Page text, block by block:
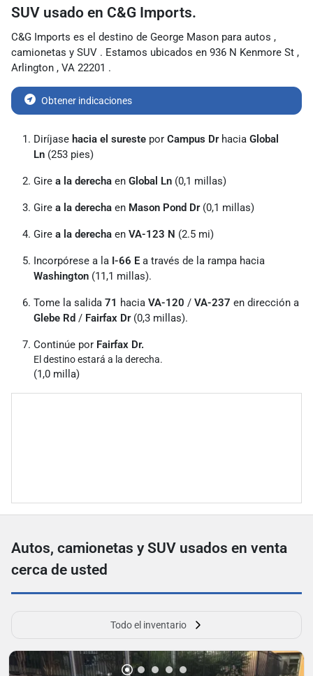
SUV usado en C&G Imports.
C&G Imports es el destino de George Mason para autos ,
camionetas y SUV . Estamos ubicados en 936 N Kenmore St ,
Arlington , VA 22201 .
Obtener indicaciones
Diríjase hacia el sureste por Campus Drhacia Global
Ln (253 pies)
Gire a la derecha en Global Ln (0,1 millas)
Gire a la derecha en Mason Pond Dr(0,1 millas)
Gire a la derecha en VA-123 N (2.5 mi)
Incorpórese a la I-66 E a través de la rampa hacia
Washington (11,1 millas).
Tome la salida 71 hacia VA-120 / VA-237 en dirección a
Glebe Rd / Fairfax Dr(0,3 millas).
Continúe por Fairfax Dr.
El destino estará a la derecha.
(1,0 milla)
Autos, camionetas y SUV usados ​​en venta
cerca de usted
Todo el inventario